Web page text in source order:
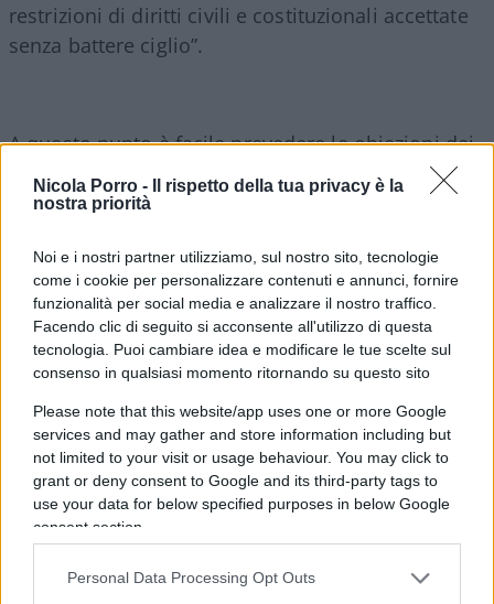
Nicola Porro -
Il rispetto della tua privacy è la
nostra priorità
Noi e i nostri partner utilizziamo, sul nostro sito, tecnologie
come i cookie per personalizzare contenuti e annunci, fornire
funzionalità per social media e analizzare il nostro traffico.
Facendo clic di seguito si acconsente all'utilizzo di questa
tecnologia. Puoi cambiare idea e modificare le tue scelte sul
consenso in qualsiasi momento ritornando su questo sito
Please note that this website/app uses one or more Google
services and may gather and store information including but
not limited to your visit or usage behaviour. You may click to
grant or deny consent to Google and its third-party tags to
use your data for below specified purposes in below Google
consent section.
Personal Data Processing Opt Outs
restrizioni di diritti civili e costituzionali accettate
senza battere ciglio”.
A questo punto è facile prevedere le obiezioni dei
“serraglisti”: “Ma cosa volevate? Una strage? Non
vi accorgete che il governo chiudendoci in casa ci
proprio per evitare una strage che di fatto c’è
stata, che l’Italia si fosse comportata come quei
Paesi asiatici più vicini geograficamente al
colosso cinese, ma meno dipendenti
geopoliticamente: un avvertimento del pericolo
con riflessi rapidi, un controllo dei flussi,
tracciamenti delle catene di contagio, screening di
massa, comportamenti pragmatici insomma.
Invece, per più di un mese siamo sprofondati in
un teatrino di dichiarazioni sardinesche tipo
cultura”,“abbraccia un cinese” , tutto ciò mentre